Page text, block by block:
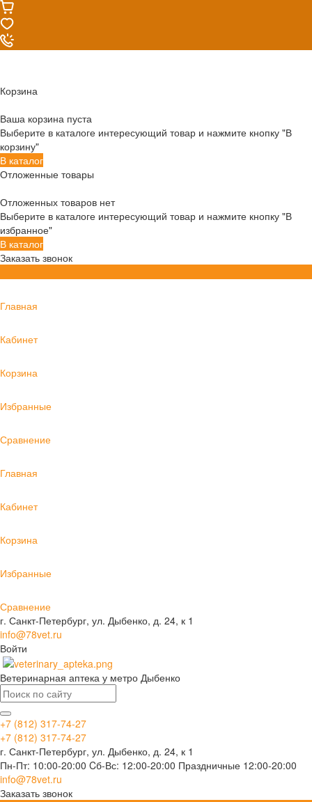
Корзина
Ваша корзина пуста
Выберите в каталоге интересующий товар и нажмите кнопку "В
корзину"
В каталог
Отложенные товары
Отложенных товаров нет
Выберите в каталоге интересующий товар и нажмите кнопку "В
избранное"
В каталог
Заказать звонок
Главная
Кабинет
Корзина
Избранные
Сравнение
Главная
Кабинет
Корзина
Избранные
Сравнение
г. Санкт-Петербург, ул. Дыбенко, д. 24, к 1
info@78vet.ru
Войти
Ветеринарная аптека у метро Дыбенко
+7 (812) 317-74-27
+7 (812) 317-74-27
г. Санкт-Петербург, ул. Дыбенко, д. 24, к 1
Пн-Пт: 10:00-20:00 Cб-Вс: 12:00-20:00 Праздничные 12:00-20:00
info@78vet.ru
Заказать звонок